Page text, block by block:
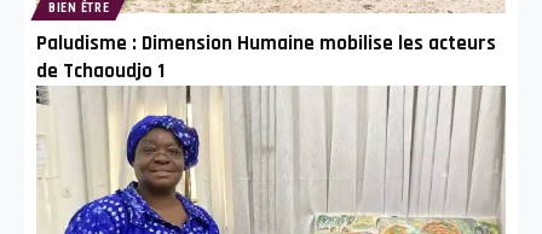
BIEN ÊTRE
Paludisme : Dimension Humaine mobilise les acteurs
de Tchaoudjo 1